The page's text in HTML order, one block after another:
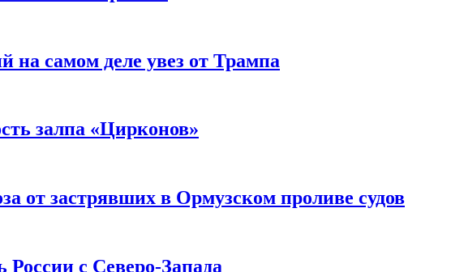
на самом деле увез от Трампа
залпа «Цирконов»
от застрявших в Ормузском проливе судов
России с Северо-Запада